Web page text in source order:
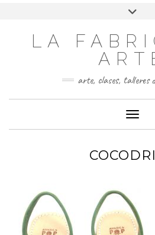
LA
arte, clases, talleres